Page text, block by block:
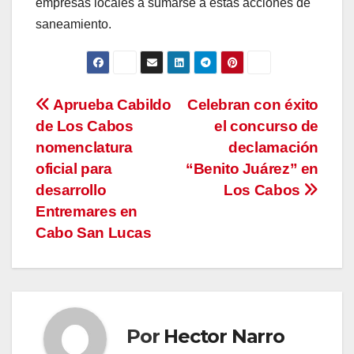
empresas locales a sumarse a estas acciones de
saneamiento.
Navegación
de
entradas
Celebran con éxito
el concurso de
declamación
“Benito Juárez” en
Los Cabos
Aprueba Cabildo
de Los Cabos
nomenclatura
oficial para
desarrollo
Entremares en
Cabo San Lucas
Por Hector Narro